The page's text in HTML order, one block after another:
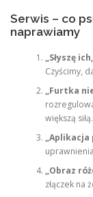
Serwis – co
naprawiamy
„Słyszę
Czyścimy,
„Furtka
większą siłą.
„Aplikacja
„Obraz
złączek na